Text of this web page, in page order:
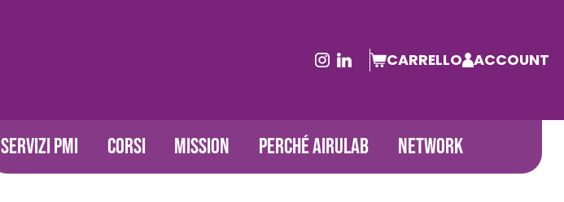
CARRELLO ACCOUNT
SERVIZI PMI CORSI MISSION PERCHÉ AIRULAB NETWORK